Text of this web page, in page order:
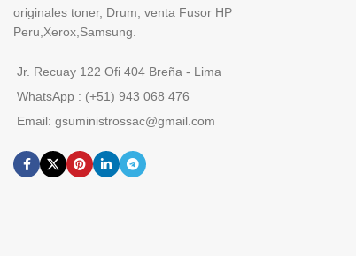
originales toner, Drum, venta Fusor HP
Peru,Xerox,Samsung.
Jr. Recuay 122 Ofi 404 Breña - Lima
WhatsApp : (+51) 943 068 476
Email: gsuministrossac@gmail.com